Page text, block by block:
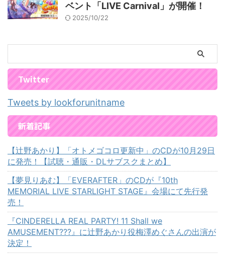
ベント「LIVE Carnival」が開催！
2025/10/22
Twitter
Tweets by lookforunitname
新着記事
【辻野あかり】「オトメゴコロ更新中」のCDが10月29日
に発売！【試聴・通販・DLサブスクまとめ】
【夢見りあむ】「EVERAFTER」のCDが『10th
MEMORIAL LIVE STARLIGHT STAGE』会場にて先行発
売！
『CINDERELLA REAL PARTY! 11 Shall we
AMUSEMENT???』に辻野あかり役梅澤めぐさんの出演が
決定！